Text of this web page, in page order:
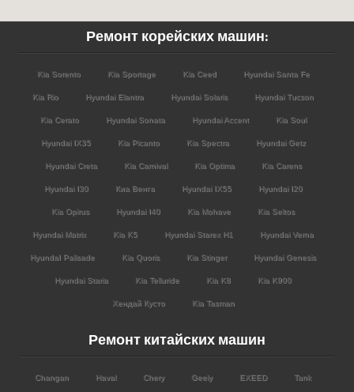
Ремонт корейских машин:
Kia Sorento Kia Sportage Kia Ceed Hyundai Santa Fe
Kia Rio Hyundai Elantra Hyundai Solaris Hyundai Tucson
Kia Cerato Hyundai Sonata Hyundai Accent Kia Soul
Hyundai IX35 Kia Picanto Kia Spectra Hyundai Getz
Hyundai Creta Kia Carnival Kia Optima Kia Carens
Hyundai I30 Киа Венга Hyundai IX55 Hyundai I20
Kia Opirus Hyundai I40 Kia Mohave Kia Seltos
Hyundai Matrix Kia K5 Hyundai Starex H1 Hyundai Verna
HyundaI Palisade Kia Quoris Kia Stinger Hyundai Genesis
Hyundai Staria Kia Telluride Kia K8 Kia K900
Хендай Кусто Kia Tasman
Ремонт китайских машин
Changan Haval Chery Geely EXEED Tank